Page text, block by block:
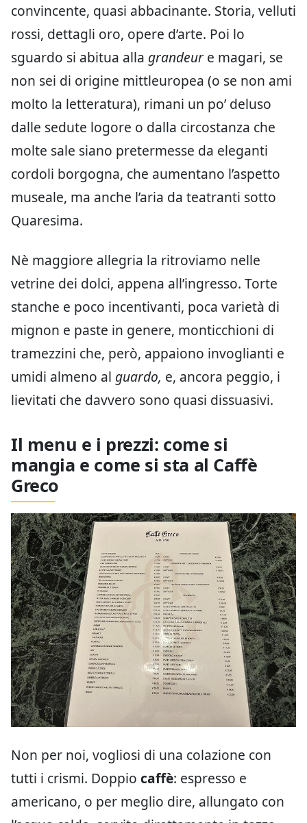
convincente, quasi abbacinante. Storia, velluti
rossi, dettagli oro, opere d’arte. Poi lo
sguardo si abitua alla grandeure magari, se
non sei di origine mittleuropea (o se non ami
molto la letteratura), rimani un po’ deluso
dalle sedute logore o dalla circostanza che
molte sale siano pretermesse da eleganti
cordoli borgogna, che aumentano l’aspetto
museale, ma anche l’aria da teatranti sotto
Quaresima.
Nè maggiore allegria la ritroviamo nelle
vetrine dei dolci, appena all’ingresso. Torte
stanche e poco incentivanti, poca varietà di
mignon e paste in genere, monticchioni di
tramezzini che, però, appaiono invoglianti e
umidi almeno al guardo, e, ancora peggio, i
lievitati che davvero sono quasi dissuasivi.
Il menu e i prezzi: come si
mangia e come si sta al Caffè
Greco
Non per noi, vogliosi di una colazione con
tutti i crismi. Doppio caffè: espresso e
americano, o per meglio dire, allungato con